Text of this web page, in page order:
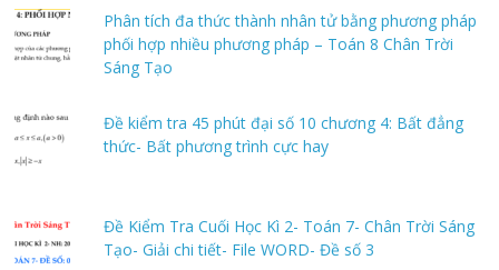
Phân tích đa thức thành nhân tử bằng phương pháp
phối hợp nhiều phương pháp – Toán 8 Chân Trời
Sáng Tạo
Đề kiểm tra 45 phút đại số 10 chương 4: Bất đẳng
thức- Bất phương trình cực hay
Đề Kiểm Tra Cuối Học Kì 2- Toán 7- Chân Trời Sáng
Tạo- Giải chi tiết- File WORD- Đề số 3